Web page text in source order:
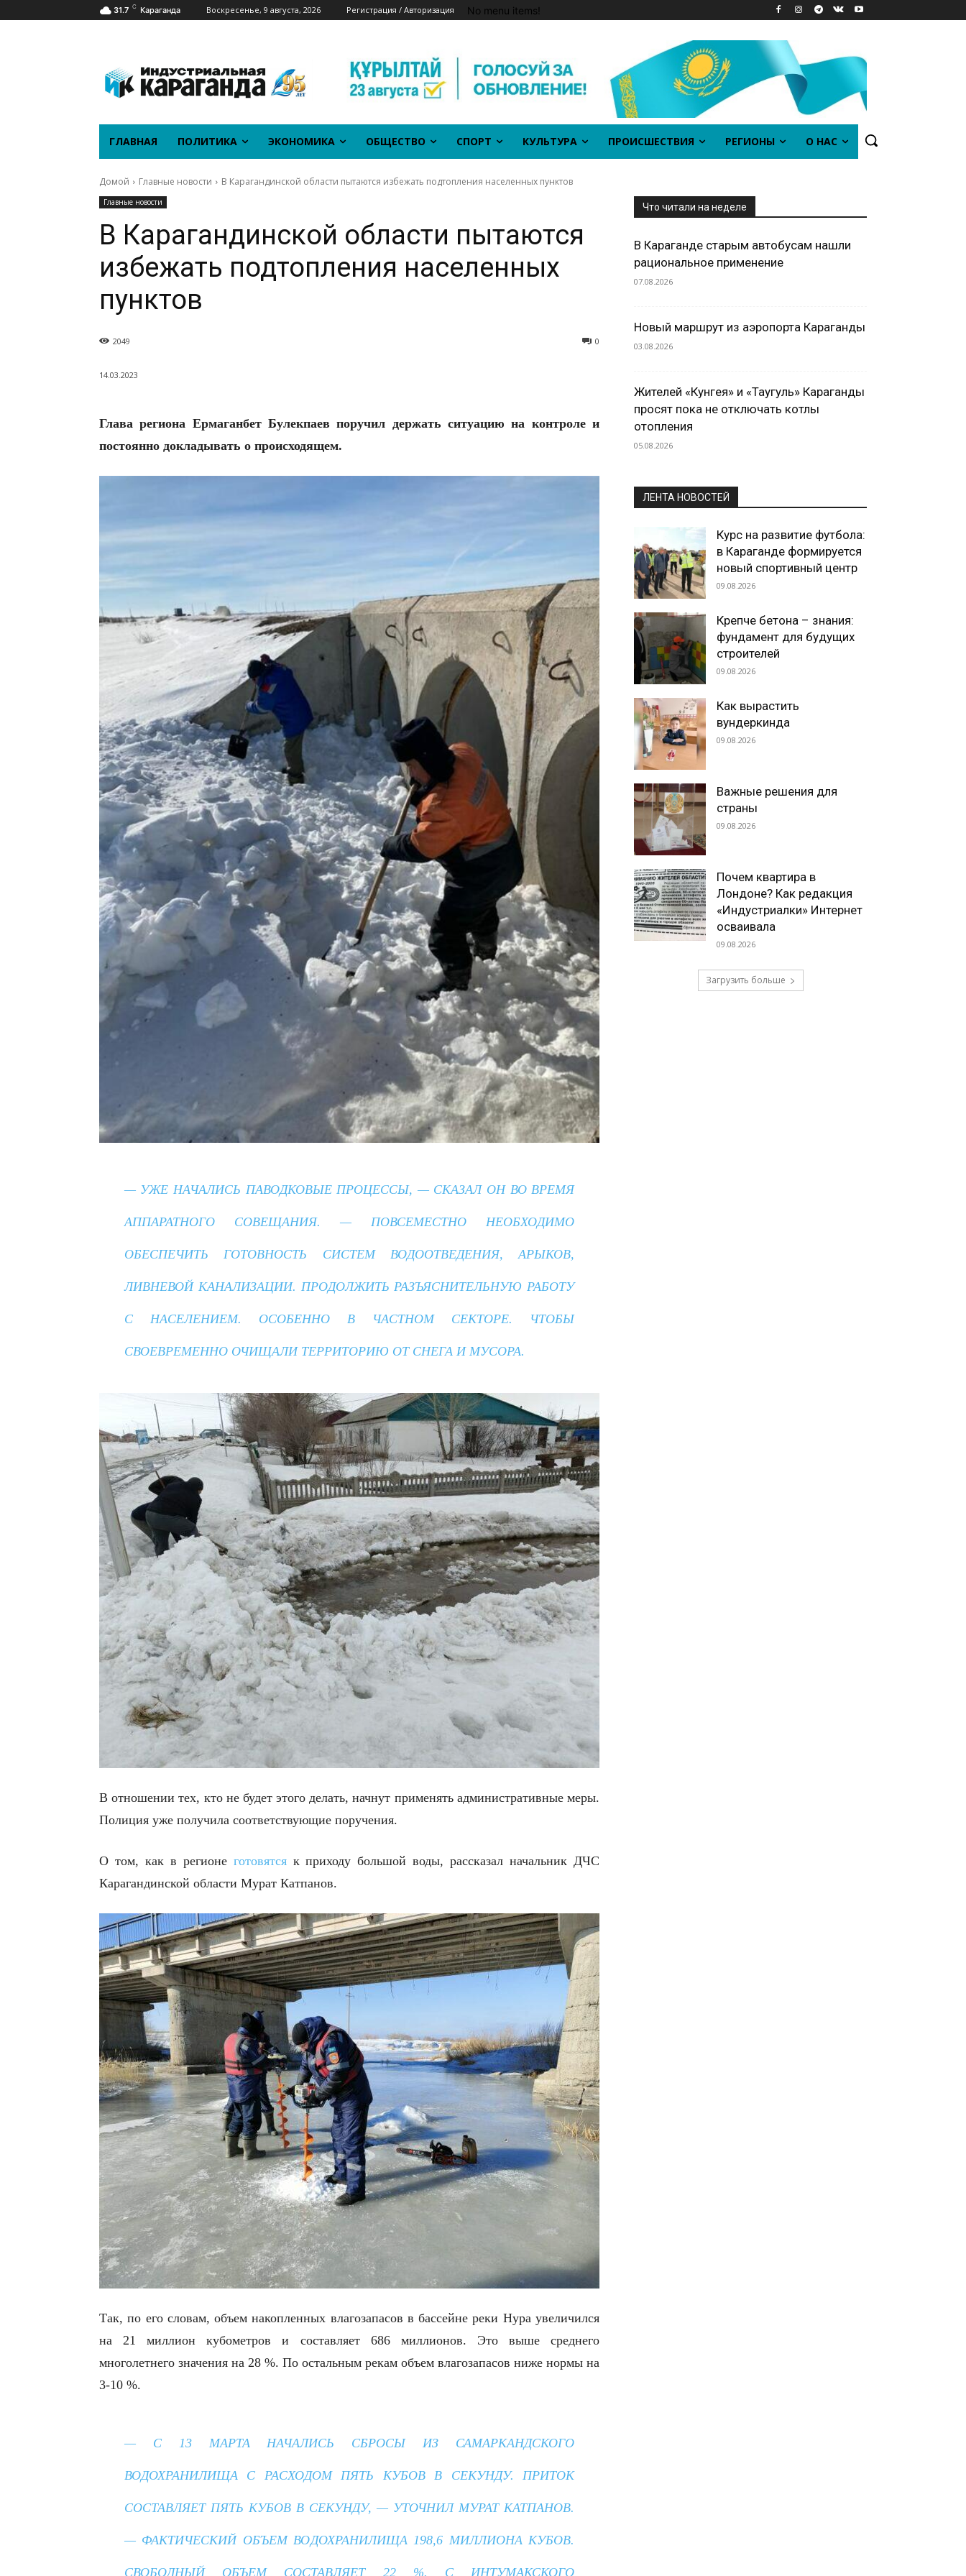
31.7 C Караганда Воскресенье, 9 августа, 2026 Регистрация / Авторизация No menu items!
ГЛАВНАЯ ПОЛИТИКА ЭКОНОМИКА ОБЩЕСТВО СПОРТ КУЛЬТУРА ПРОИСШЕСТВИЯ РЕГИОНЫ О НАС
Домой Главные новости В Карагандинской области пытаются избежать подтопления населенных пунктов
Главные новости
В Карагандинской области пытаются
избежать подтопления населенных
пунктов
0
2049
14.03.2023
Глава региона Ермаганбет Булекпаев поручил держать ситуацию на контроле и
постоянно докладывать о происходящем.
— УЖЕ НАЧАЛИСЬ ПАВОДКОВЫЕ ПРОЦЕССЫ, — СКАЗАЛ ОН ВО ВРЕМЯ
АППАРАТНОГО СОВЕЩАНИЯ. — ПОВСЕМЕСТНО НЕОБХОДИМО
ОБЕСПЕЧИТЬ ГОТОВНОСТЬ СИСТЕМ ВОДООТВЕДЕНИЯ, АРЫКОВ,
ЛИВНЕВОЙ КАНАЛИЗАЦИИ. ПРОДОЛЖИТЬ РАЗЪЯСНИТЕЛЬНУЮ РАБОТУ
С НАСЕЛЕНИЕМ. ОСОБЕННО В ЧАСТНОМ СЕКТОРЕ. ЧТОБЫ
СВОЕВРЕМЕННО ОЧИЩАЛИ ТЕРРИТОРИЮ ОТ СНЕГА И МУСОРА.
В отношении тех, кто не будет этого делать, начнут применять административные меры.
Полиция уже получила соответствующие поручения.
О том, как в регионе готовятсяк приходу большой воды, рассказал начальник ДЧС
Карагандинской области Мурат Катпанов.
Так, по его словам, объем накопленных влагозапасов в бассейне реки Нура увеличился
на 21 миллион кубометров и составляет 686 миллионов. Это выше среднего
многолетнего значения на 28 %. По остальным рекам объем влагозапасов ниже нормы на
3-10 %.
— С 13 МАРТА НАЧАЛИСЬ СБРОСЫ ИЗ САМАРКАНДСКОГО
ВОДОХРАНИЛИЩА С РАСХОДОМ ПЯТЬ КУБОВ В СЕКУНДУ. ПРИТОК
СОСТАВЛЯЕТ ПЯТЬ КУБОВ В СЕКУНДУ, — УТОЧНИЛ МУРАТ КАТПАНОВ.
— ФАКТИЧЕСКИЙ ОБЪЕМ ВОДОХРАНИЛИЩА 198,6 МИЛЛИОНА КУБОВ.
СВОБОДНЫЙ ОБЪЕМ СОСТАВЛЯЕТ 22 %. С ИНТУМАКСКОГО
Что читали на неделе
В Караганде старым автобусам нашли
рациональное применение
07.08.2026
Новый маршрут из аэропорта Караганды
03.08.2026
Жителей «Кунгея» и «Таугуль» Караганды
просят пока не отключать котлы
отопления
05.08.2026
ЛЕНТА НОВОСТЕЙ
Курс на развитие футбола:
в Караганде формируется
новый спортивный центр
09.08.2026
Крепче бетона – знания:
фундамент для будущих
строителей
09.08.2026
Как вырастить
вундеркинда
09.08.2026
Важные решения для
страны
09.08.2026
Почем квартира в
Лондоне? Как редакция
«Индустриалки» Интернет
осваивала
09.08.2026
Загрузить больше